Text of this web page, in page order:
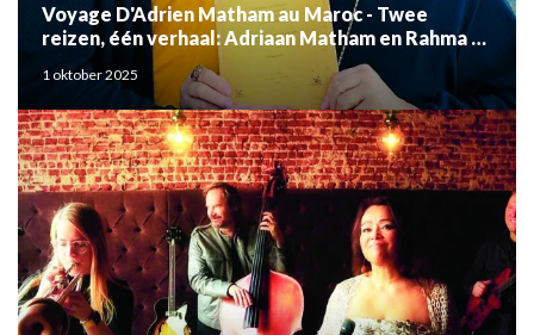
Voyage D'Adrien Matham au Maroc - Twee
reizen, één verhaal: Adriaan Matham en Rahma el
Mouden
1 oktober 2025